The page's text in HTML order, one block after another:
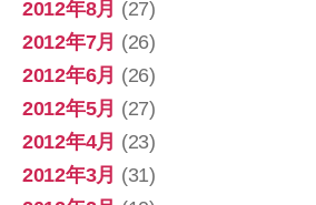
2012年8月 (27)
2012年7月 (26)
2012年6月 (26)
2012年5月 (27)
2012年4月 (23)
2012年3月 (31)